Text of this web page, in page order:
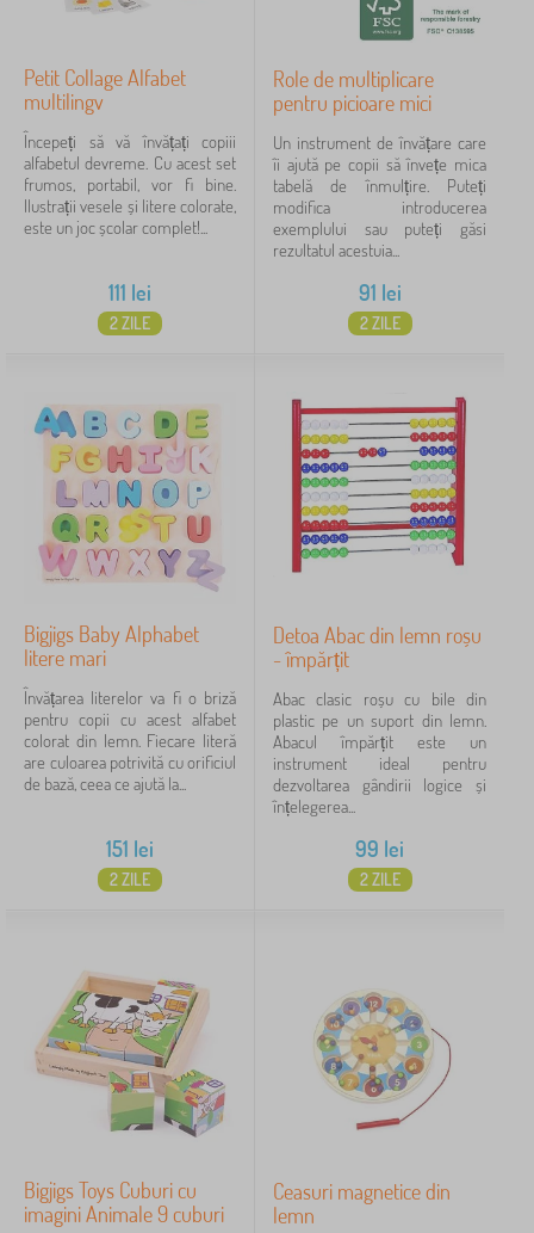
Petit Collage Alfabet
multilingv
Începeți să vă învățați copiii
alfabetul devreme. Cu acest set
frumos, portabil, vor fi bine.
Ilustrații vesele și litere colorate,
este un joc școlar complet!...
111 lei
2 ZILE
Role de multiplicare
pentru picioare mici
Un instrument de învățare care
îi ajută pe copii să învețe mica
tabelă de înmulțire. Puteți
modifica introducerea
exemplului sau puteți găsi
rezultatul acestuia...
91 lei
2 ZILE
Bigjigs Baby Alphabet
litere mari
Învățarea literelor va fi o briză
pentru copii cu acest alfabet
colorat din lemn. Fiecare literă
are culoarea potrivită cu orificiul
de bază, ceea ce ajută la...
151 lei
2 ZILE
Detoa Abac din lemn roșu
- împărțit
Abac clasic roșu cu bile din
plastic pe un suport din lemn.
Abacul împărțit este un
instrument ideal pentru
dezvoltarea gândirii logice și
înțelegerea...
99 lei
2 ZILE
Bigjigs Toys Cuburi cu
imagini Animale 9 cuburi
Ceasuri magnetice din
lemn